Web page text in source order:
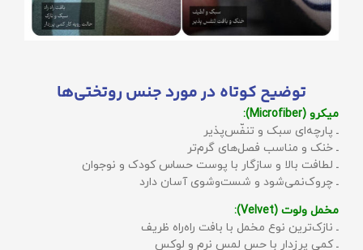
توضیح کوتاه در مورد جنس روتختی‌ها
میکرو (Microfiber):
ـ پارچه‌ای سبک و تنفّس‌پذیر
ـ خنک و مناسب فصل‌های گرم‌تر
ـ لطافت بالا و سازگار با پوست حساس کودک و نوجوان
ـ چروک‌نمی‌شود و شست‌وشوی آسان دارد
مخمل ولوت (Velvet):
ـ نازک‌ترین نوع مخمل با بافت راه‌راه ظریف
ـ کمی پرزدار با حس لمس نرم و لوکس